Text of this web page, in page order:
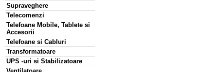
Supraveghere
Telecomenzi
Telefoane Mobile, Tablete si
Accesorii
Telefoane si Cabluri
Transformatoare
UPS -uri si Stabilizatoare